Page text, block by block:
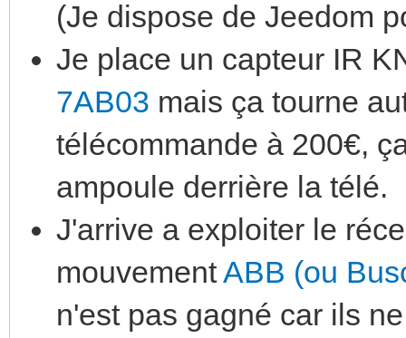
(Je dispose de Jeedom
Je place un capteur IR
7AB03 mais ça tourne
télécommande à 200€,
ampoule derrière la télé.
J'arrive a exploiter le
mouvementABB (ou
n'est pas gagné car ils